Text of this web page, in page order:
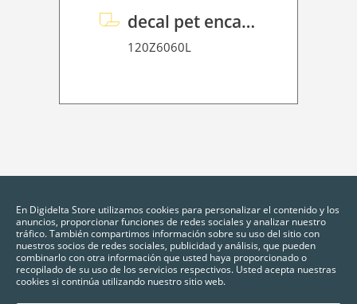
decal pet encapsulation 32
120Z6060L
En Digidelta Store utilizamos cookies para personalizar el contenido y los
anuncios, proporcionar funciones de redes sociales y analizar nuestro
tráfico. También compartimos información sobre su uso del sitio con
nuestros socios de redes sociales, publicidad y análisis, que pueden
combinarlo con otra información que usted haya proporcionado o
recopilado de su uso de los servicios respectivos. Usted acepta nuestras
cookies si continúa utilizando nuestro sitio web.